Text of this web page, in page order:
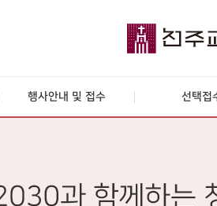
행사안내 및 접수 선택접